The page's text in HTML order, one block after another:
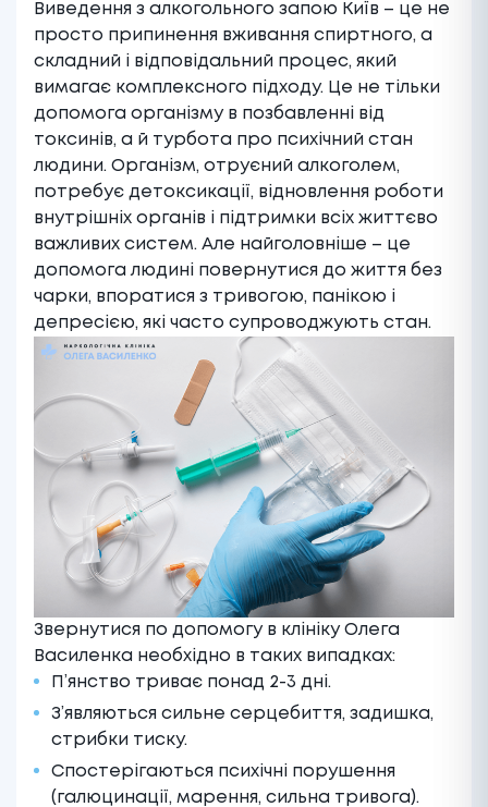
Виведення з алкогольного запою Київ – це не
просто припинення вживання спиртного, а
складний і відповідальний процес, який
вимагає комплексного підходу. Це не тільки
допомога організму в позбавленні від
токсинів, а й турбота про психічний стан
людини. Організм, отруєний алкоголем,
потребує детоксикації, відновлення роботи
внутрішніх органів і підтримки всіх життєво
важливих систем. Але найголовніше – це
допомога людині повернутися до життя без
чарки, впоратися з тривогою, панікою і
депресією, які часто супроводжують стан.
Звернутися по допомогу в клініку Олега
Василенка необхідно в таких випадках:
П’янство триває понад 2-3 дні.
З’являються сильне серцебиття, задишка,
стрибки тиску.
Спостерігаються психічні порушення
(галюцинації, марення, сильна тривога).